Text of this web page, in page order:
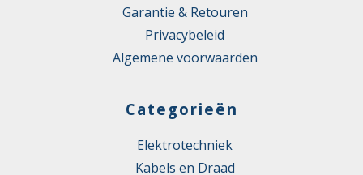
Garantie & Retouren
Privacybeleid
Algemene voorwaarden
Categorieën
Elektrotechniek
Kabels en Draad